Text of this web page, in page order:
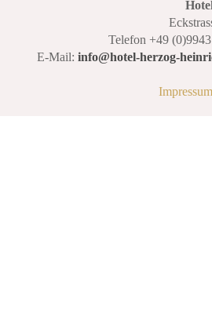
Telefon +49
E-Mail: info@hotel-herzog-
Impressum